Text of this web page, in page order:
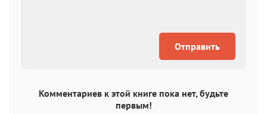
Отправить
Комментариев к этой книге пока нет, будьте
первым!